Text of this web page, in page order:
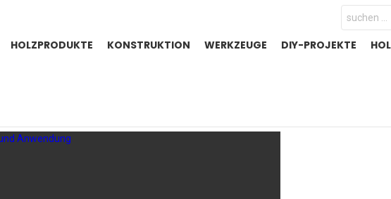
Search
for:
HOLZPRODUKTE KONSTRUKTION WERKZEUGE DIY-PROJEKTE